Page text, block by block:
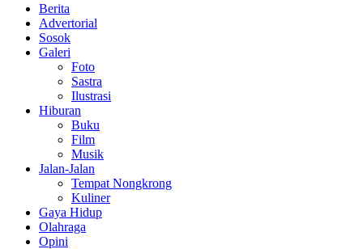
Berita
Advertorial
Sosok
Galeri
Foto
Sastra
Ilustrasi
Hiburan
Buku
Film
Musik
Jalan-Jalan
Tempat Nongkrong
Kuliner
Gaya Hidup
Olahraga
Opini